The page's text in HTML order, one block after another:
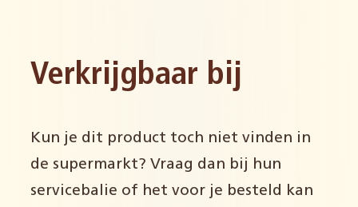
Verkrijgbaar bij
Kun je dit product toch niet vinden in
de supermarkt? Vraag dan bij hun
servicebalie of het voor je besteld kan